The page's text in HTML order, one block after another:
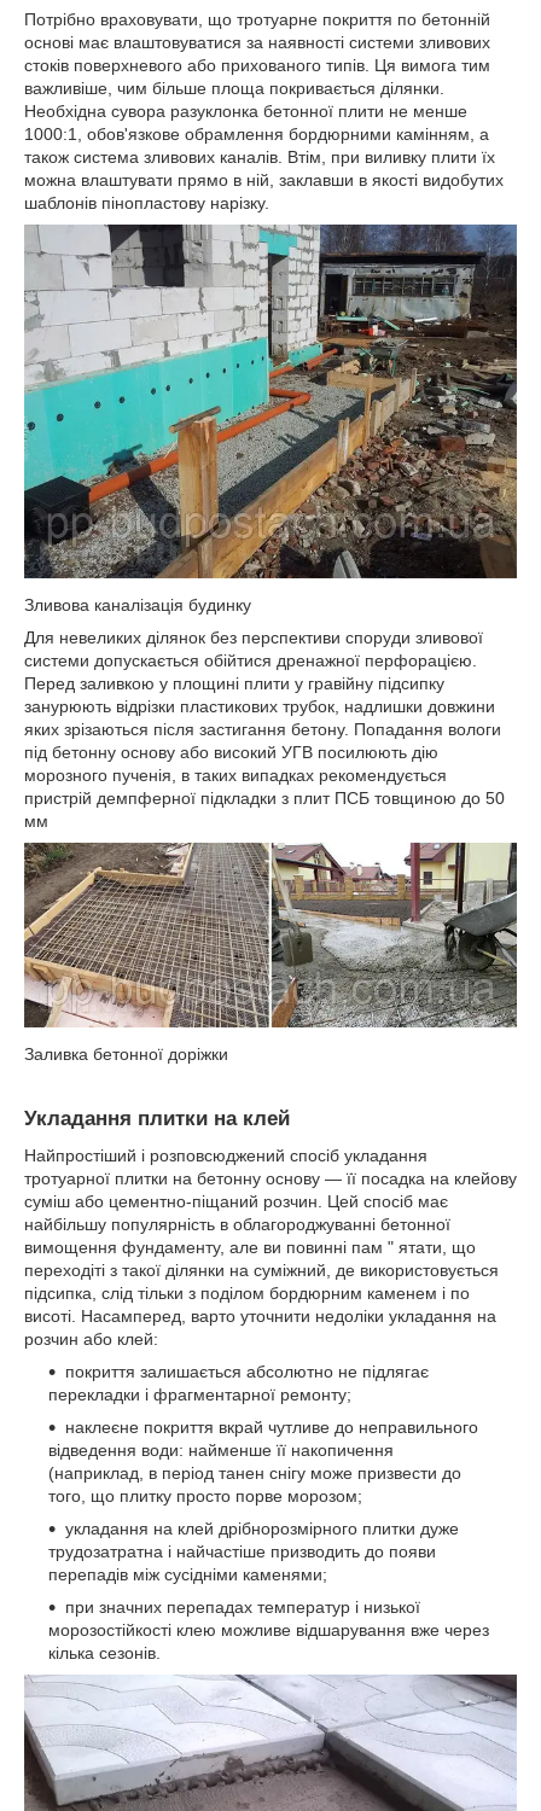
Потрібно враховувати, що тротуарне покриття по бетонній
основі має влаштовуватися за наявності системи зливових
стоків поверхневого або прихованого типів. Ця вимога тим
важливіше, чим більше площа покривається ділянки.
Необхідна сувора разуклонка бетонної плити не менше
1000:1, обов'язкове обрамлення бордюрними камінням, а
також система зливових каналів. Втім, при виливку плити їх
можна влаштувати прямо в ній, заклавши в якості видобутих
шаблонів пінопластову нарізку.
Зливова каналізація будинку
Для невеликих ділянок без перспективи споруди зливової
системи допускається обійтися дренажної перфорацією.
Перед заливкою у площині плити у гравійну підсипку
занурюють відрізки пластикових трубок, надлишки довжини
яких зрізаються після застигання бетону. Попадання вологи
під бетонну основу або високий УГВ посилюють дію
морозного пученія, в таких випадках рекомендується
пристрій демпферної підкладки з плит ПСБ товщиною до 50
мм
Заливка бетонної доріжки
Укладання плитки на клей
Найпростіший і розповсюджений спосіб укладання
тротуарної плитки на бетонну основу — її посадка на клейову
суміш або цементно-піщаний розчин. Цей спосіб має
найбільшу популярність в облагороджуванні бетонної
вимощення фундаменту, але ви повинні пам " ятати, що
переходіті з такої ділянки на суміжний, де використовується
підсипка, слід тільки з поділом бордюрним каменем і по
висоті. Насамперед, варто уточнити недоліки укладання на
розчин або клей:
покриття залишається абсолютно не підлягає
перекладки і фрагментарної ремонту;
наклеєне покриття вкрай чутливе до неправильного
відведення води: найменше її накопичення
(наприклад, в період танен снігу може призвести до
того, що плитку просто порве морозом;
укладання на клей дрібнорозмірного плитки дуже
трудозатратна і найчастіше призводить до появи
перепадів між сусідніми каменями;
при значних перепадах температур і низької
морозостійкості клею можливе відшарування вже через
кілька сезонів.